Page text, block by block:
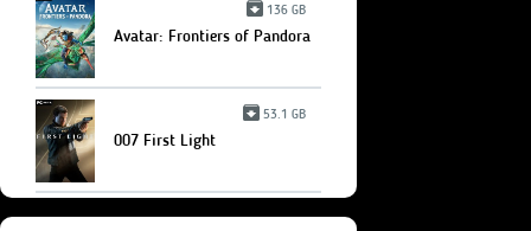
136 GB
Avatar: Frontiers of Pandora
53.1 GB
007 First Light